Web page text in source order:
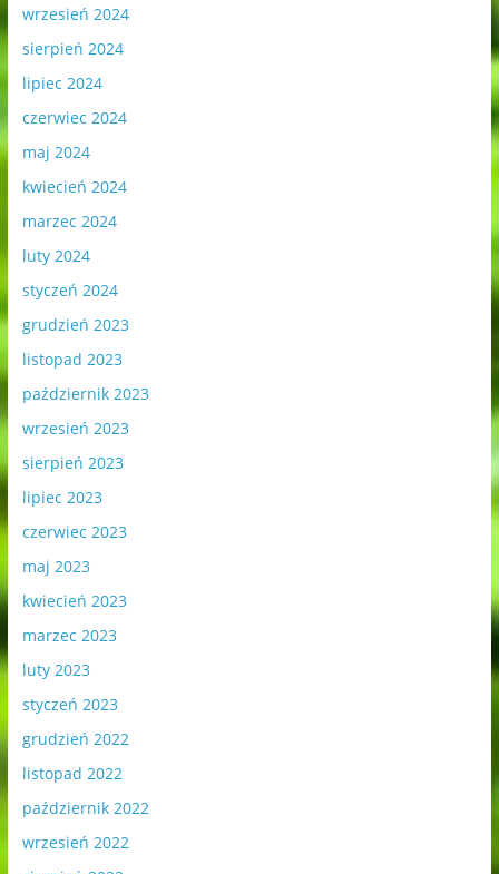
wrzesień 2024
sierpień 2024
lipiec 2024
czerwiec 2024
maj 2024
kwiecień 2024
marzec 2024
luty 2024
styczeń 2024
grudzień 2023
listopad 2023
październik 2023
wrzesień 2023
sierpień 2023
lipiec 2023
czerwiec 2023
maj 2023
kwiecień 2023
marzec 2023
luty 2023
styczeń 2023
grudzień 2022
listopad 2022
październik 2022
wrzesień 2022